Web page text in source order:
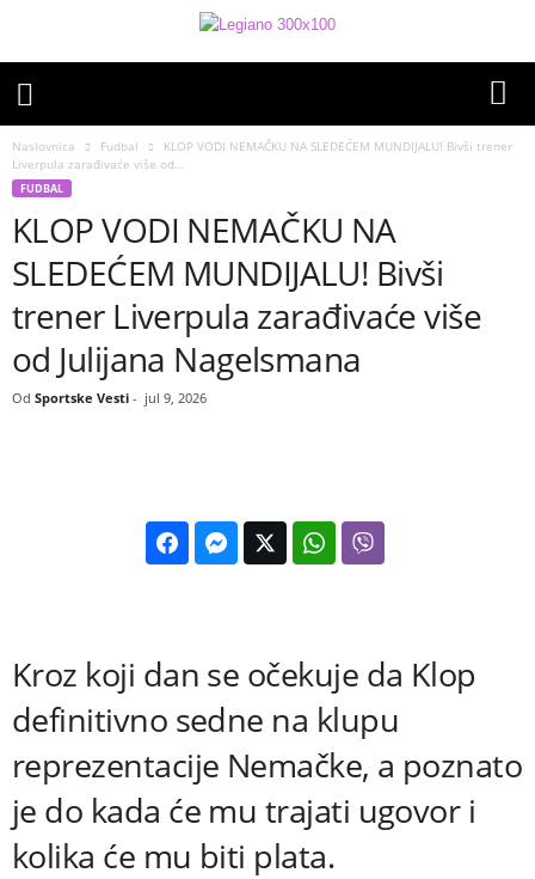
Naslovnica Fudbal
KLOP VODI NEMAČKU NA SLEDEĆEM MUNDIJALU! Bivši trener
Liverpula zarađivaće više od...
FUDBAL
KLOP VODI NEMAČKU NA
SLEDEĆEM MUNDIJALU! Bivši
trener Liverpula zarađivaće više
od Julijana Nagelsmana
Od Sportske Vesti - jul 9, 2026
Kroz koji dan se očekuje da Klop
definitivno sedne na klupu
reprezentacije Nemačke, a poznato
je do kada će mu trajati ugovor i
kolika će mu biti plata.